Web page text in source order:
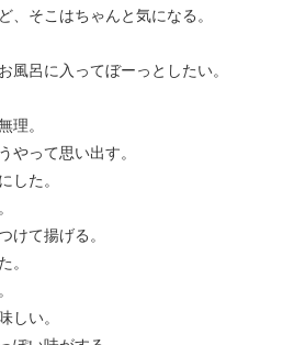
、そこはちゃんと気になる。
風呂に入ってぼーっとしたい。
理。
やって思い出す。
した。
けて揚げる。
。
しい。